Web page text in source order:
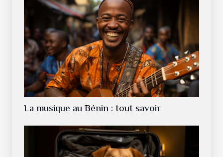
La musique au Bénin : tout savoir